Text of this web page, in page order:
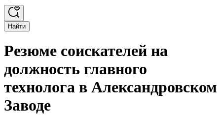
Найти
Резюме соискателей на
должность главного
технолога в Александровском
Заводе